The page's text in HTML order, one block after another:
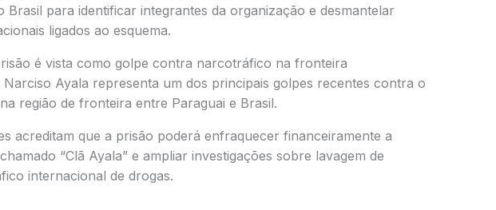
Brasil para identificar integrantes da organização e desmantelar
ligados ao esquema.
é vista como golpe contra narcotráfico na fronteira
Narciso Ayala representa um dos principais golpes recentes contra o
região de fronteira entre Paraguai e Brasil.
acreditam que a prisão poderá enfraquecer financeiramente a
“Clã Ayala” e ampliar investigações sobre lavagem de
internacional de drogas.